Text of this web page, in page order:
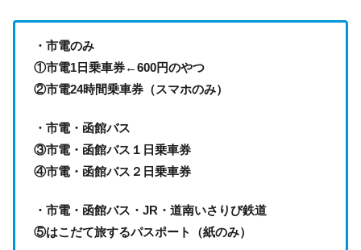
・市電のみ
①市電1日乗車券←600円のやつ
②市電24時間乗車券（スマホのみ）
・市電・函館バス
③市電・函館バス１日乗車券
④市電・函館バス２日乗車券
・市電・函館バス・JR・道南いさりび鉄道
⑤はこだて旅するパスポート（紙のみ）